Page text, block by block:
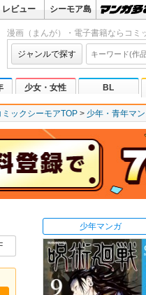
レビュー シーモア島
漫画（まんが）・電子書籍ならコミ
ジャンルで探す
少女・女性 BL
ックシーモアTOP 少年・青年マ
少年マンガ